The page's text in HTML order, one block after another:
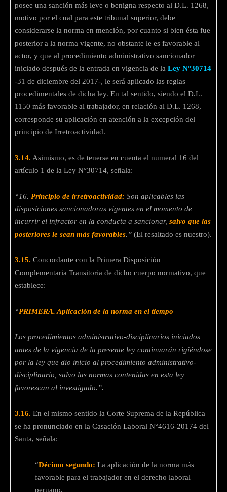
posee una sanción más leve o benigna respecto al D.L. 1268,
motivo por el cual para este tribunal superior, debe
considerarse la norma en mención, por cuanto si bien ésta fue
posterior a la norma vigente, no obstante le es favorable al
actor, y que al procedimiento administrativo sancionador
iniciado después de la entrada en vigencia de la Ley N°30714
-31 de diciembre del 2017-, le será aplicado las reglas
procedimentales de dicha ley. En tal sentido, siendo el D.L.
1150 más favorable al trabajador, en relación al D.L. 1268,
corresponde su aplicación en atención a la excepción del
principio de Irretroactividad.
3.14. Asimismo, es de tenerse en cuenta el numeral 16 del
artículo 1 de la Ley N°30714, señala:
“16. Principio de irretroactividad: Son aplicables las
disposiciones sancionadoras vigentes en el momento de
incurrir el infractor en la conducta a sancionar, salvo que las
posteriores le sean más favorables.” (El resaltado es nuestro).
3.15. Concordante con la Primera Disposición
Complementaria Transitoria de dicho cuerpo normativo, que
establece:
“PRIMERA. Aplicación de la norma en el tiempo
Los procedimientos administrativo-disciplinarios iniciados
antes de la vigencia de la presente ley continuarán rigiéndose
por la ley que dio inicio al procedimiento administrativo-
disciplinario, salvo las normas contenidas en esta ley
favorezcan al investigado.”.
3.16. En el mismo sentido la Corte Suprema de la República
se ha pronunciado en la Casación Laboral N°4616-20174 del
Santa, señala:
“Décimo segundo: La aplicación de la norma más
favorable para el trabajador en el derecho laboral
peruano.